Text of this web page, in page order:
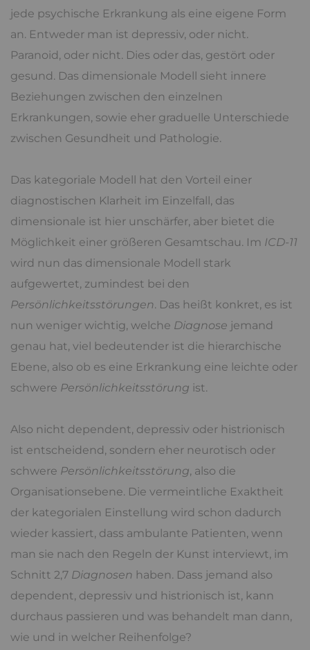
jede psychische Erkrankung als eine eigene Form
an. Entweder man ist depressiv, oder nicht.
Paranoid, oder nicht. Dies oder das, gestört oder
gesund. Das dimensionale Modell sieht innere
Beziehungen zwischen den einzelnen
Erkrankungen, sowie eher graduelle Unterschiede
zwischen Gesundheit und Pathologie.
Das kategoriale Modell hat den Vorteil einer
diagnostischen Klarheit im Einzelfall, das
dimensionale ist hier unschärfer, aber bietet die
Möglichkeit einer größeren Gesamtschau. Im ICD-11
wird nun das dimensionale Modell stark
aufgewertet, zumindest bei den
Persönlichkeitsstörungen. Das heißt konkret, es ist
nun weniger wichtig, welche Diagnose jemand
genau hat, viel bedeutender ist die hierarchische
Ebene, also ob es eine Erkrankung eine leichte oder
schwere Persönlichkeitsstörung ist.
Also nicht dependent, depressiv oder histrionisch
ist entscheidend, sondern eher neurotisch oder
schwere Persönlichkeitsstörung, also die
Organisationsebene. Die vermeintliche Exaktheit
der kategorialen Einstellung wird schon dadurch
wieder kassiert, dass ambulante Patienten, wenn
man sie nach den Regeln der Kunst interviewt, im
Schnitt 2,7 Diagnosen haben. Dass jemand also
dependent, depressiv und histrionisch ist, kann
durchaus passieren und was behandelt man dann,
wie und in welcher Reihenfolge?